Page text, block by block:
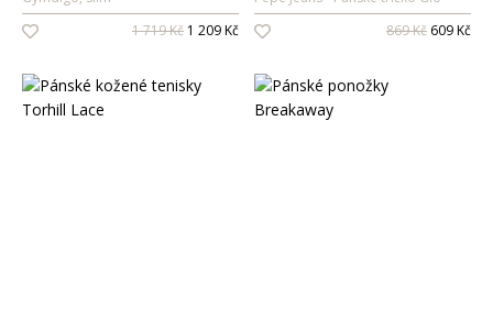
1 719 Kč 1 209 Kč
869 Kč 609 Kč